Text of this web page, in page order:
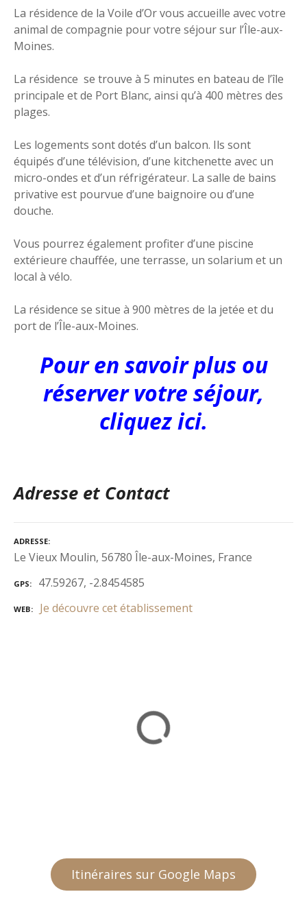
La résidence de la Voile d’Or vous accueille avec votre
animal de compagnie pour votre séjour sur l’Île-aux-
Moines.
La résidence se trouve à 5 minutes en bateau de l’île
principale et de Port Blanc, ainsi qu’à 400 mètres des
plages.
Les logements sont dotés d’un balcon. Ils sont
équipés d’une télévision, d’une kitchenette avec un
micro-ondes et d’un réfrigérateur. La salle de bains
privative est pourvue d’une baignoire ou d’une
douche.
Vous pourrez également profiter d’une piscine
extérieure chauffée, une terrasse, un solarium et un
local à vélo.
La résidence se situe à 900 mètres de la jetée et du
port de l’Île-aux-Moines.
Pour en savoir plus ou
réserver votre séjour,
cliquez ici.
Adresse et Contact
ADRESSE
Le Vieux Moulin, 56780 Île-aux-Moines, France
GPS 47.59267, -2.8454585
WEB Je découvre cet établissement
Itinéraires sur Google Maps